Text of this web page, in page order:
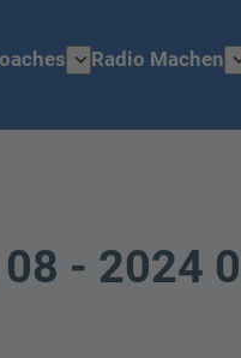
expand_moreRadio Machen
- 2024